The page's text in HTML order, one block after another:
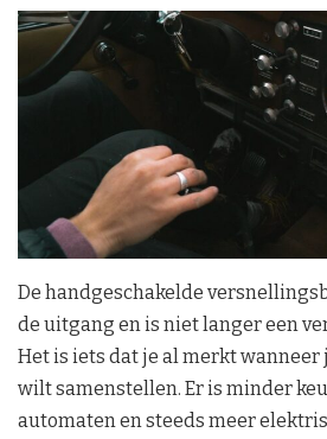
De handgeschakelde
de uitgang en is niet langer een
Het is iets dat je al merkt wanneer
wilt samenstellen. Er is minder
automaten en steeds meer